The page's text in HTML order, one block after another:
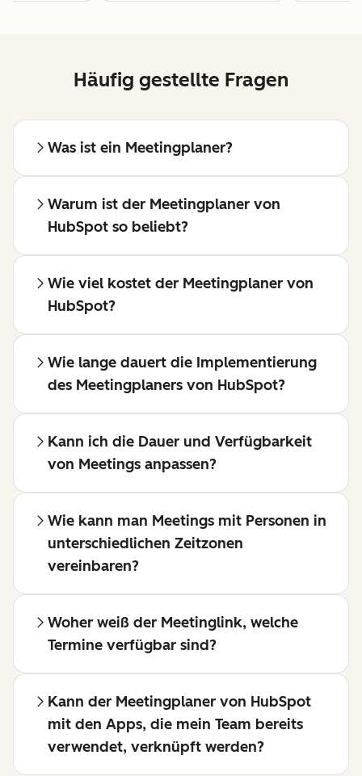
Häufig gestellte Fragen
Was ist ein Meetingplaner?
Warum ist der Meetingplaner von
HubSpot so beliebt?
Wie viel kostet der Meetingplaner von
HubSpot?
Wie lange dauert die Implementierung
des Meetingplaners von HubSpot?
Kann ich die Dauer und Verfügbarkeit
von Meetings anpassen?
Wie kann man Meetings mit Personen in
unterschiedlichen Zeitzonen
vereinbaren?
Woher weiß der Meetinglink, welche
Termine verfügbar sind?
Kann der Meetingplaner von HubSpot
mit den Apps, die mein Team bereits
verwendet, verknüpft werden?